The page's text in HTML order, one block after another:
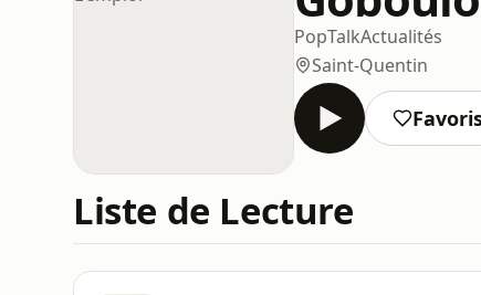
PopTalkActualités
Saint-Quentin
Liste de Lecture